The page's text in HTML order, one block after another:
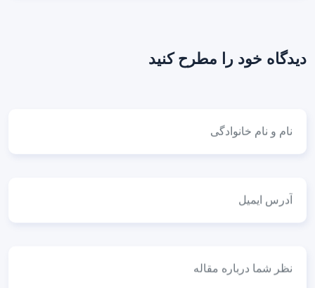
دیدگاه خود را مطرح کنید